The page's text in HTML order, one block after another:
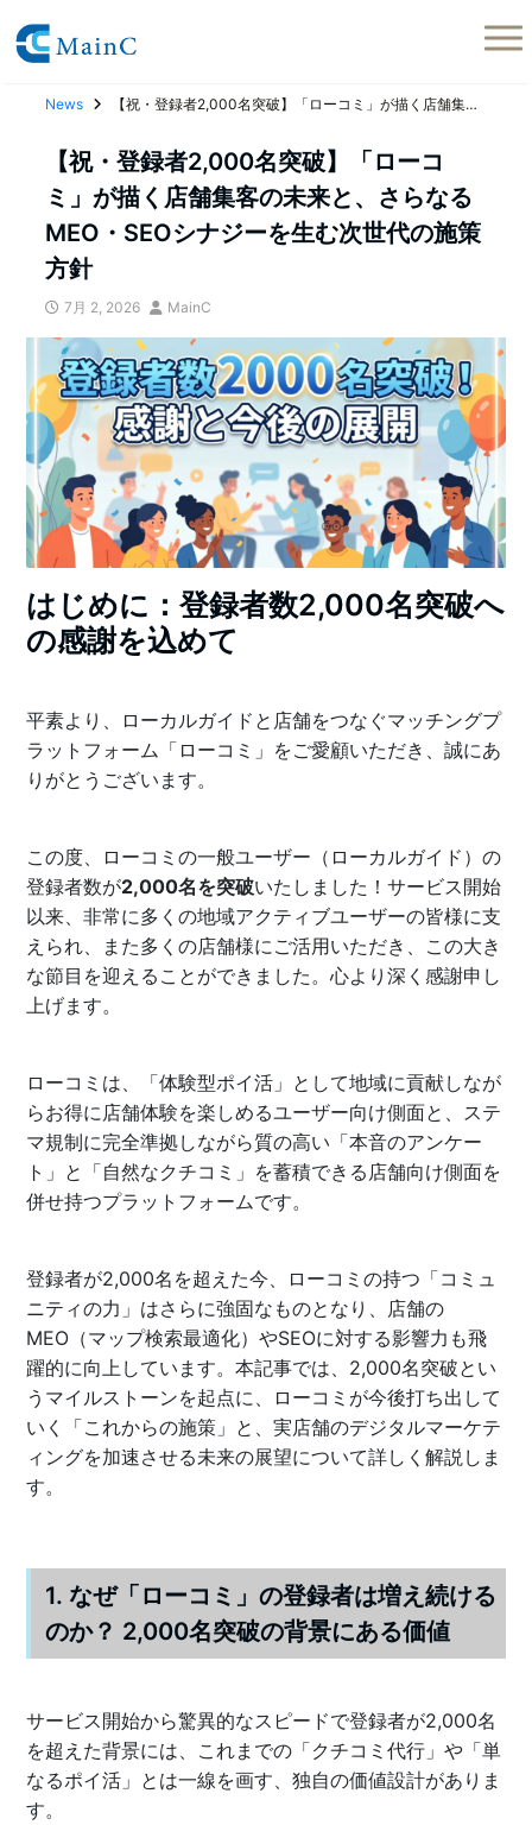
News 【祝・登録者2,000名突破】「ローコミ」が描く店舗集客の未来と、さらなるMEO・SEOシナジーを生む次世代の施策方針
【祝・登録者2,000名突破】「ローコ
ミ」が描く店舗集客の未来と、さらなる
MEO・SEOシナジーを生む次世代の施策
方針
7月 2, 2026 MainC
はじめに：登録者数2,000名突破へ
の感謝を込めて
平素より、ローカルガイドと店舗をつなぐマッチングプ
ラットフォーム「ローコミ」をご愛顧いただき、誠にあ
りがとうございます。
この度、ローコミの一般ユーザー（ローカルガイド）の
登録者数が2,000名を突破いたしました！サービス開始
以来、非常に多くの地域アクティブユーザーの皆様に支
えられ、また多くの店舗様にご活用いただき、この大き
な節目を迎えることができました。心より深く感謝申し
上げます。
ローコミは、「体験型ポイ活」として地域に貢献しなが
らお得に店舗体験を楽しめるユーザー向け側面と、ステ
マ規制に完全準拠しながら質の高い「本音のアンケー
ト」と「自然なクチコミ」を蓄積できる店舗向け側面を
併せ持つプラットフォームです。
登録者が2,000名を超えた今、ローコミの持つ「コミュ
ニティの力」はさらに強固なものとなり、店舗の
MEO（マップ検索最適化）やSEOに対する影響力も飛
躍的に向上しています。本記事では、2,000名突破とい
うマイルストーンを起点に、ローコミが今後打ち出して
いく「これからの施策」と、実店舗のデジタルマーケテ
ィングを加速させる未来の展望について詳しく解説しま
す。
1. なぜ「ローコミ」の登録者は増え続ける
のか？ 2,000名突破の背景にある価値
サービス開始から驚異的なスピードで登録者が2,000名
を超えた背景には、これまでの「クチコミ代行」や「単
なるポイ活」とは一線を画す、独自の価値設計がありま
す。